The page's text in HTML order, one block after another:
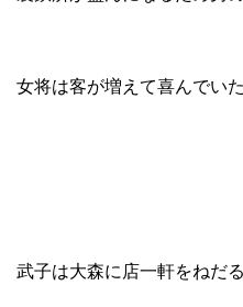
女将は客が増えて喜んでいた
武子は大森に店一軒をねだる